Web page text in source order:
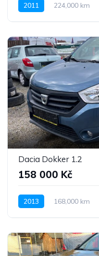
2011 224,000 km
Dacia Dokker 1.2
158 000 Kč
2013 168,000 km